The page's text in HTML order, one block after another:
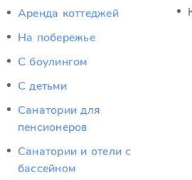
Аренда коттеджей
На побережье
С боулингом
С детьми
Санатории для
пенсионеров
Санатории и отели с
бассейном